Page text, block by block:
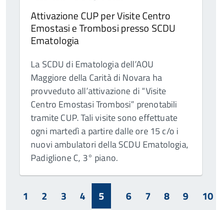
Attivazione CUP per Visite Centro
Emostasi e Trombosi presso SCDU
Ematologia
La SCDU di Ematologia dell’AOU
Maggiore della Carità di Novara ha
provveduto all’attivazione di “Visite
Centro Emostasi Trombosi” prenotabili
tramite CUP. Tali visite sono effettuate
ogni martedì a partire dalle ore 15 c/o i
nuovi ambulatori della SCDU Ematologia,
Padiglione C, 3° piano.
1 2 3 4 5 6 7 8 9 10